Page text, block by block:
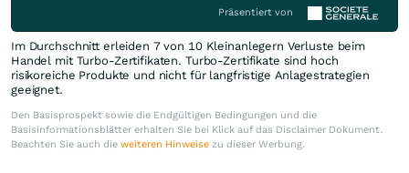
Präsentiert von
Im Durchschnitt erleiden 7 von 10 Kleinanlegern Verluste beim
Handel mit Turbo-Zertifikaten. Turbo-Zertifikate sind hoch
risikoreiche Produkte und nicht für langfristige Anlagestrategien
geeignet.
Den Basisprospekt sowie die Endgültigen Bedingungen und die
Basisinformationsblätter erhalten Sie bei Klick auf das Disclaimer Dokument.
Beachten Sie auch die weiteren Hinweise zu dieser Werbung.